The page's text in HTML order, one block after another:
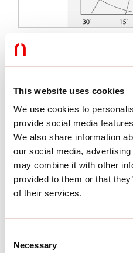
This website uses cookies
We use cookies to
provide social media
We also share information
our social media,
may combine it with other
provided to them or that
of their services.
Selection
Necessary
Verwendung:
Innen
Montageart:
IM GIPSKARTON
DIREKTE/INDIREKTE
Optik:
OPAL
L:
2000mm
A:
200mm
H:
12.5mm
Hergestellt in:
Gewicht:
4.4kg